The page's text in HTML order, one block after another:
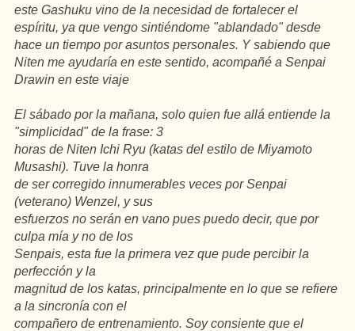
este Gashuku vino de la necesidad de fortalecer el
espíritu, ya que vengo sintiéndome "ablandado" desde
hace un tiempo por asuntos personales. Y sabiendo que
Niten me ayudaría en este sentido, acompañé a Senpai
Drawin en este viaje
El sábado por la mañana, solo quien fue allá entiende la
"simplicidad" de la frase: 3
horas de Niten Ichi Ryu (katas del estilo de Miyamoto
Musashi). Tuve la honra
de ser corregido innumerables veces por Senpai
(veterano) Wenzel, y sus
esfuerzos no serán en vano pues puedo decir, que por
culpa mía y no de los
Senpais, esta fue la primera vez que pude percibir la
perfección y la
magnitud de los katas, principalmente en lo que se refiere
a la sincronía con el
compañero de entrenamiento. Soy consiente que el